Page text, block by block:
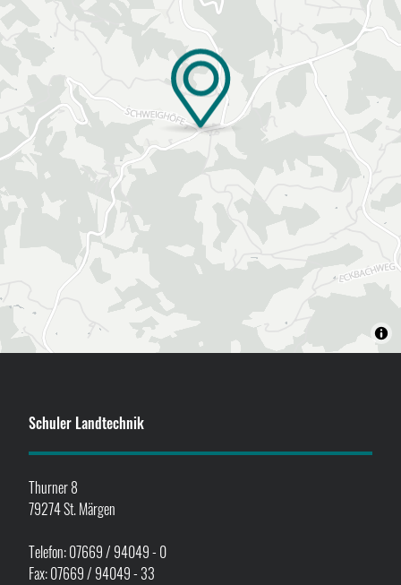
Schuler Landtechnik
Thurner 8
79274 St. Märgen
Telefon: 07669 / 94049 - 0
Fax: 07669 / 94049 - 33